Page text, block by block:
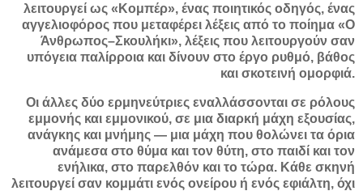
λειτουργεί ως «Κομπέρ», ένας ποιητικός οδηγός, ένας
αγγελιοφόρος που μεταφέρει λέξεις από το ποίημα «Ο
Άνθρωπος–Σκουλήκι», λέξεις που λειτουργούν σαν
υπόγεια παλίρροια και δίνουν στο έργο ρυθμό, βάθος
και σκοτεινή ομορφιά.
Οι άλλες δύο ερμηνεύτριες εναλλάσσονται σε ρόλους
εμμονής και εμμονικού, σε μια διαρκή μάχη εξουσίας,
ανάγκης και μνήμης — μια μάχη που θολώνει τα όρια
ανάμεσα στο θύμα και τον θύτη, στο παιδί και τον
ενήλικα, στο παρελθόν και το τώρα. Κάθε σκηνή
λειτουργεί σαν κομμάτι ενός ονείρου ή ενός εφιάλτη, όχι